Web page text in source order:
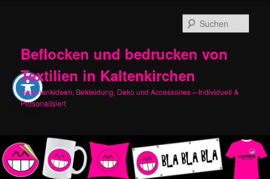
Beflocken und bedrucken von
Textilien in Kaltenkirchen
Geschenkideen, Bekleidung, Deko und Accessoires – Individuell &
Personalisiert